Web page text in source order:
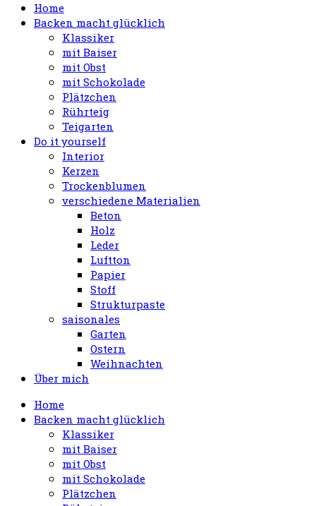
Home
Backen macht glücklich
Klassiker
mit Baiser
mit Obst
mit Schokolade
Plätzchen
Rührteig
Teigarten
Do it yourself
Interior
Kerzen
Trockenblumen
verschiedene Materialien
Beton
Holz
Leder
Luftton
Papier
Stoff
Strukturpaste
saisonales
Garten
Ostern
Weihnachten
Über mich
Home
Backen macht glücklich
Klassiker
mit Baiser
mit Obst
mit Schokolade
Plätzchen